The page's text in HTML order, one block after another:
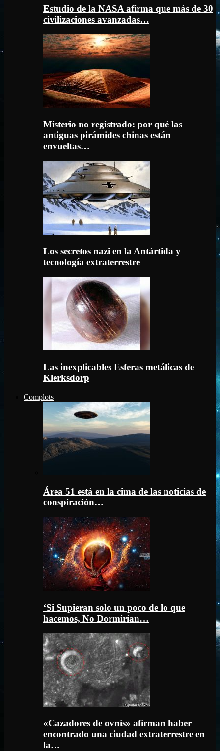
Estudio de la NASA afirma que más de 30
civilizaciones avanzadas…
Misterio no registrado: por qué las
antiguas pirámides chinas están
envueltas…
Los secretos nazi en la Antártida y
tecnología extraterrestre
Las inexplicables Esferas metálicas de
Klerksdorp
Complots
Área 51 está en la cima de las noticias de
conspiración…
‘Si Supieran solo un poco de lo que
hacemos, No Dormirían…
«Cazadores de ovnis» afirman haber
encontrado una ciudad extraterrestre en
la…